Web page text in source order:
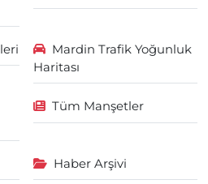
Mardin Trafik Yoğunluk
Haritası
Tüm Manşetler
Haber Arşivi